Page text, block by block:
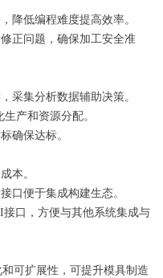
，降低编程难度提高效率。
正问题，确保加工安全准
采集分析数据辅助决策。
生产和资源分配。
确保达标。
成本。
接口便于集成构建生态。
口，方便与其他系统集成与
可扩展性，可提升模具制造